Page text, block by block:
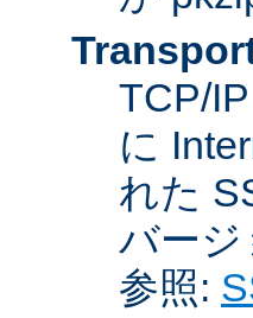
TCP/
に
れた
バー
参照: